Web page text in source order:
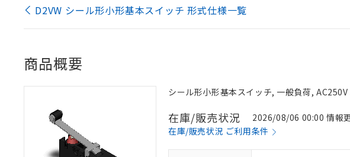
D2VW シール形小形基本スイッチ 形式仕様一覧
商品概要
シール形小形基本スイッチ, 一般負荷,
在庫/販売状況
2026/08/06 00:00 情報
在庫/販売状況 ご利用条件